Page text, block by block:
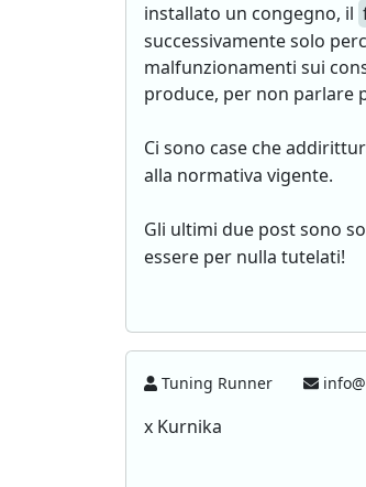
installato un congegno, il
successivamente solo
malfunzionamenti sui
produce, per non parlare
Ci sono case che
alla normativa vigente.
Gli ultimi due post sono
essere per nulla tutelati!
Tuning Runner
x Kurnika